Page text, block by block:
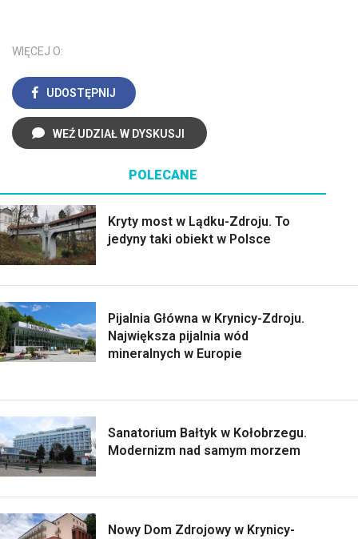
WIĘCEJ O:
UDOSTĘPNIJ
WEŹ UDZIAŁ W DYSKUSJI
POLECANE
Kryty most w Lądku-Zdroju. To
jedyny taki obiekt w Polsce
Pijalnia Główna w Krynicy-Zdroju.
Największa pijalnia wód
mineralnych w Europie
Sanatorium Bałtyk w Kołobrzegu.
Modernizm nad samym morzem
Nowy Dom Zdrojowy w Krynicy-